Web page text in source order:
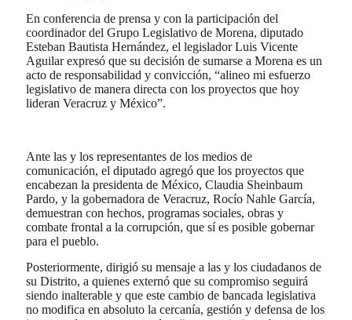
En conferencia de prensa y con la participación del
coordinador del Grupo Legislativo de Morena, diputado
Esteban Bautista Hernández, el legislador Luis Vicente
Aguilar expresó que su decisión de sumarse a Morena es un
acto de responsabilidad y convicción, “alineo mi esfuerzo
legislativo de manera directa con los proyectos que hoy
lideran Veracruz y México”.
Ante las y los representantes de los medios de
comunicación, el diputado agregó que los proyectos que
encabezan la presidenta de México, Claudia Sheinbaum
Pardo, y la gobernadora de Veracruz, Rocío Nahle García,
demuestran con hechos, programas sociales, obras y
combate frontal a la corrupción, que sí es posible gobernar
para el pueblo.
Posteriormente, dirigió su mensaje a las y los ciudadanos de
su Distrito, a quienes externó que su compromiso seguirá
siendo inalterable y que este cambio de bancada legislativa
no modifica en absoluto la cercanía, gestión y defensa de los